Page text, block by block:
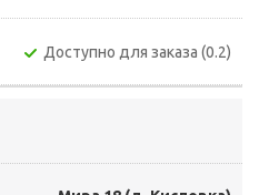
Доступно для заказа (0.2)